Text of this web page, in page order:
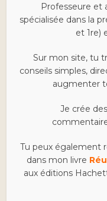
Professeure et
spécialisée dans la
et 1re)
Sur mon site, tu
conseils simples,
augmenter
Je crée
Tu peux également
dans mon livre
aux éditions